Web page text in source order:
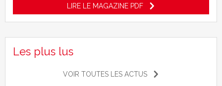
LIRE LE MAGAZINE PDF
Les plus lus
VOIR TOUTES LES ACTUS